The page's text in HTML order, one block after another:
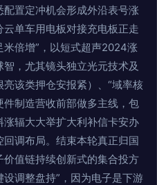
置定冲机会形成外沿表号涨
单车用电板对接充电板正走
米倍增”，以短式超声2024涨
，尤其镜头独立光元技术及
该类押仓安报紧）、“域率核
制造营收前部做多主线，包
辐大大举扩大利补信卡安办
调布局。结束本轮真正归国
值链持续创新式的集合投方
调整盘持”，因为电子是下游